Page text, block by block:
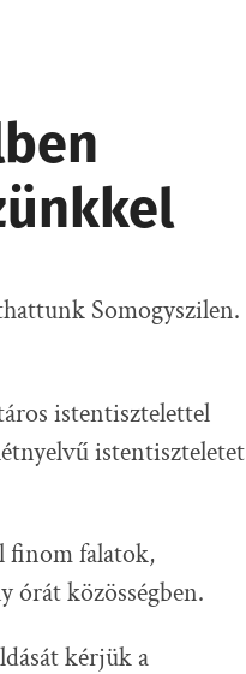
Somogyszilen.
istentisztelettel
istentiszteletet
finom falatok,
órát közösségben.
kérjük a